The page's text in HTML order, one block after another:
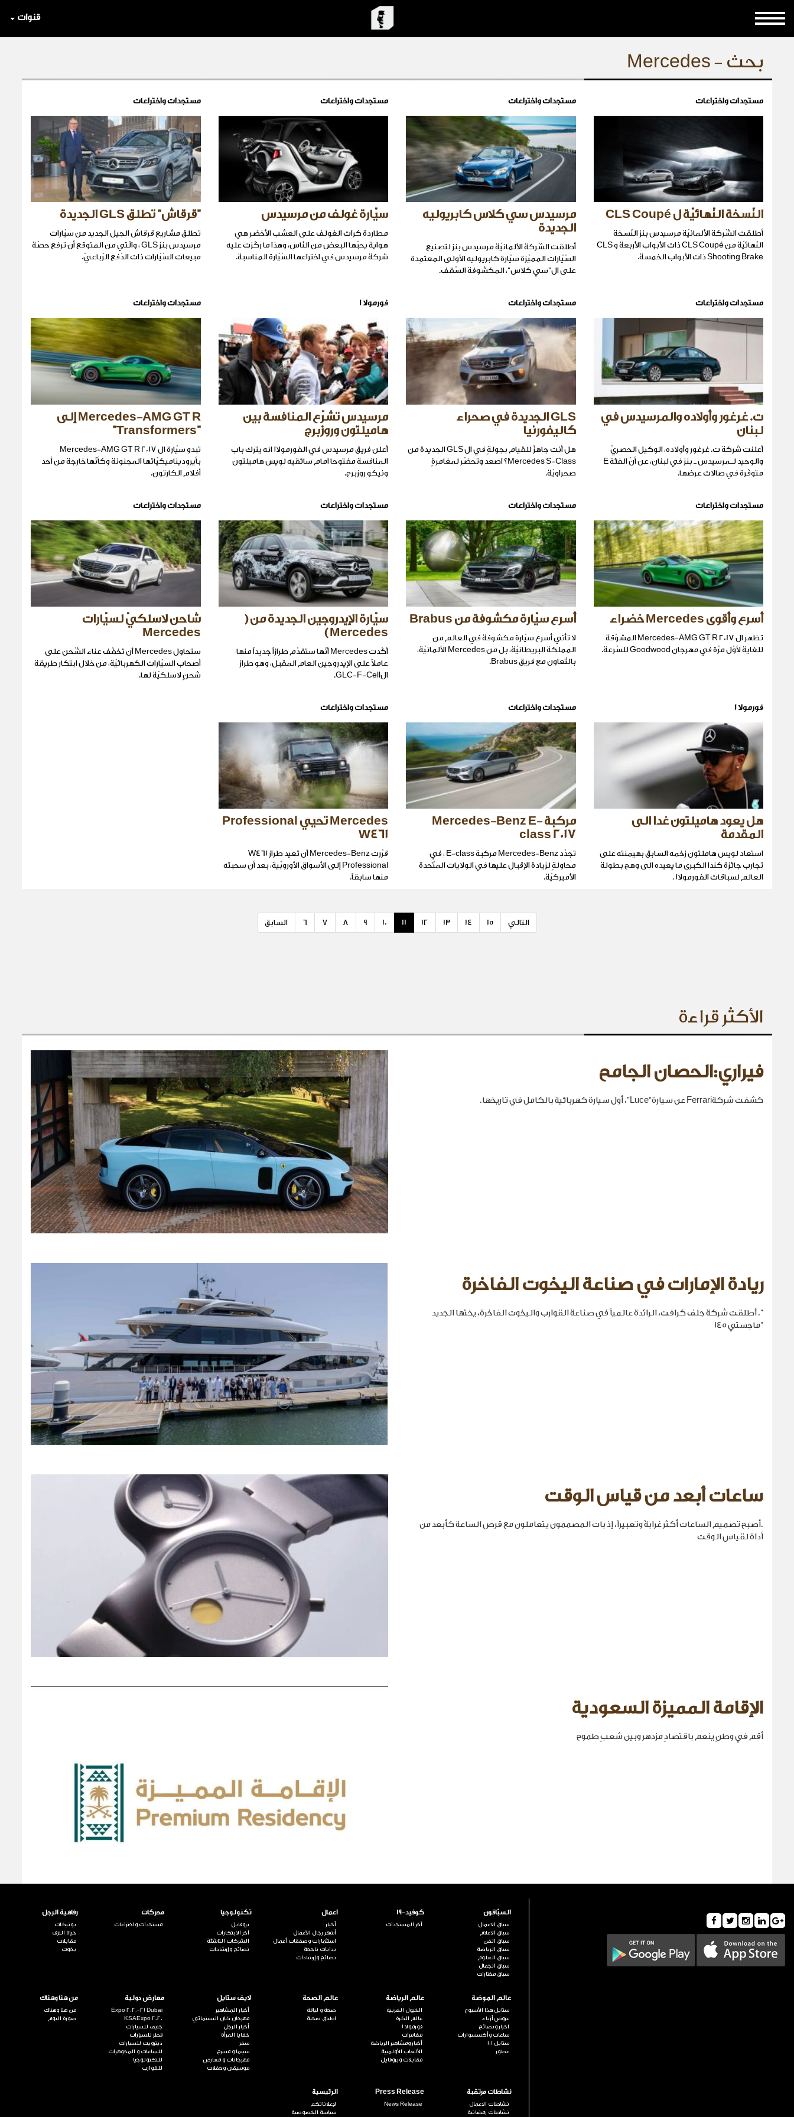
قنوات
بحث - Mercedes
مستجدات واختراعات
النّسخة النّهائيّة ل CLS Coupé
أطلقت الشّركة الألمانيّة مرسيدس بنز النّسخة
النّهائيّة من CLS Coupé ذات الأبواب الأربعة و CLS
Shooting Brake ذات الأبواب الخمسة.
مستجدات واختراعات
مرسيدس سي كلاس كابريوليه
الجديدة
أطلقت الشّركة الألمانيّة مرسيدس بنز لتصنيع
السّيّارات المميّزة سيّارة كابريوليه الأولى المعتمِدة
على ال"سي كلاس"، المكشوفة السّقف.
مستجدات واختراعات
سيّارة غولف من مرسيدس
مطاردة كرات الغولف على العشب الأخضر هي
هواية يحبّها البعض من النّاس، وهذا ما ركّزت عليه
شركة مرسيدس في اختراعها السّيّارة المناسبة.
مستجدات واختراعات
"قرقاش" تطلق GLS الجديدة
تطلق مشاريع قرقاش الجيل الجديد من سيّارات
مرسيدس بنز GLS ، والّتي من المتوقع أن ترفع حصّة
مبيعات السّيّارات ذات الدّفع الرّباعيّ.
مستجدات واختراعات
ت. غرغور وأولاده والمرسيدس في
لبنان
أعلنت شركة ت. غرغور وأولاده، الوكيل الحصريّ
والوحيد لـمرسيدس ـ بنز في لبنان، عن أنّ الفئة E
متوفّرة في صالات عرضها.
مستجدات واختراعات
GLS الجديدة في صحراء
كاليفورنيا
هل أنت جاهزٌ للقيام بجولةٍ في ال GLS الجديدة من
Mercedes S-Class؟ اصعد وتحضّر لمغامرةٍ
صحراويّة.
فورمولا 1
مرسيدس تشرّع المنافسة بين
هاميلتون وروزبرج
أعلن فريق مرسيدس في الفورمولا١ انه يترك باب
المنافسة مفتوحا امام سائقيه لويس هاميلتون
ونيكو روزبرج.
مستجدات واختراعات
Mercedes-AMG GT R إلى
"Transformers"
تبدو سيّارة ال Mercedes-AMG GT R 2017
بأيروديناميكيّاتها المجنونة وكأنّها خارجة من أحد
أفلام الكارتون.
مستجدات واختراعات
أسرع وأقوى Mercedes خضراء
تظهر ال Mercedes-AMG GT R 2017 المشوّقة
للغاية لأوّل مرّة في مهرجان Goodwood للسّرعة.
مستجدات واختراعات
أسرع سيّارة مكشوفة من Brabus
لا تأتي أسرع سيّارة مكشوفة في العالم من
المملكة البريطانيّة، بل من Mercedes الألمانيّة،
بالتّعاون مع فريق Brabus.
مستجدات واختراعات
سيّارة الإيدروجين الجديدة من (
Mercedes )
أكّدت Mercedes أنّها ستقدّم طرازاً جديداً منها
عاملاً على الإيدروجين العام المقبل، وهو طراز
الGLC-F-Cell.
مستجدات واختراعات
شاحن لاسلكيّ لسيّارات
Mercedes
ستحاول Mercedes أن تخفّف عناء الشّحن على
أصحاب السيّارات الكهربائيّة، من خلال ابتكار طريقة
شحنٍ لاسلكيّة لها.
فورمولا 1
هل يعود هاميلتون غدا الى
المقدمة
استعاد لويس هاملتون زخمه السابق بهيمنته على
تجارب جائزة كندا الكبرى ما يعيده الى وهج بطولة
العالم لسباقات الفورمولا١ .
مستجدات واختراعات
مركبة Mercedes-Benz E-
class 2017
تجدّد Mercedes-Benz مركبة E-class ، في
محاولةٍ لزيادة الإقبال عليها في الولايات المتّحدة
الأميركيّة.
مستجدات واختراعات
Mercedes تحيي Professional
W461
قرّرت Mercedes-Benz أن تعيد طراز W461
Professional إلى الأسواق الأوروبّية، بعد أن سحبته
منها سابقاً.
السابق 6 7 8 9 10 11 12 13 14 15 التالي
الأكثر قراءة
فيراري:الحصان الجامح
كشفت شركةFerrari عن سيارة“Luce”، أول سيارة كهربائية بالكامل في تاريخها.
ريادة الإمارات في صناعة اليخوت الفاخرة
". أطلقت شركة جلف كرافت، الرائدة عالمياً في صناعة القوارب واليخوت الفاخرة، يختها الجديد
"ماجستي 145
ساعات أبعد من قياس الوقت
.أصبح تصميم الساعات أكثر غرابةً وتعبيراً، إذ بات المصممون يتعاملون مع قرص الساعة كأبعد من
أداة لقياس الوقت
الإقامة المميزة السعودية
أقِم في وطنٍ ينعم باقتصادٍ مزدهر وبين شعبٍ طموح
السبّاقون
سباق الاعمال
سباق الاعلام
سباق الفن
سباق الرياضة
سباق العلوم
سباق الجمال
سباق مختارات
كوفيد-19
آخر المستجدات
اعمال
أخبار
أشهر رجال الأعمال
استثمارات وصفقات أعمال
بدايات ناجحة
نصائح وإرشادات
تكنولوجيا
بروفايل
آخر الابتكارات
الشركات الناشئة
نصائح وإرشادات
محركات
مستجدات واختراعات
رفاهية الرجل
بوتيكات
حياة الترف
مقابلات
يخوت
عالم الموضة
ستايل هذا الأسبوع
عروض أزياء
اخبار ونصائح
ساعات وأكسسوارات
ستايل 101
عطور
عالم الرياضة
الخيول العربية
عالم الكرة
فورمولا 1
مغامرات
أخبار ومشاهير الرياضة
الألعاب الأولمبية
مقابلات وبروفايل
عالم الصحة
صحة و لياقة
اطباق صحية
لايف ستايل
أخبار المشاهير
مهرجان كان السينمائي
أخبار الرجل
خفايا المرأة
سفر
سينما و مسرح
مهرجانات و معارض
موسيقى وحفلات
معارض دولية
Expo 2020-21 Dubai
KSAExpo 2020
جنيف للسيارات
قطر للسيارات
ديترويت للسيارات
للساعات و المجوهرات
للتكنولوجيا
للقوارب
من هنا وهناك
من هنا وهناك
صورة اليوم
نشاطات مرتقبة
نشاطات الاعمال
نشاطات رمضانية
Press Release
News Release
الرئيسية
لإعلاناتكم
سياسة الخصوصية